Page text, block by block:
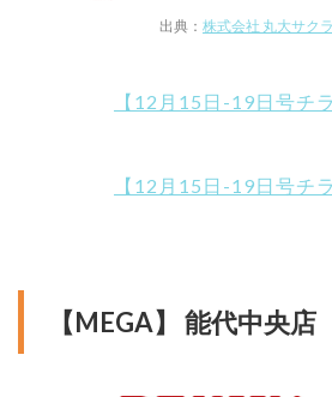
出典： 株式会社 丸大サク
【12月15日-19日号チ
【12月15日-19日号チ
【MEGA】 能代中央店